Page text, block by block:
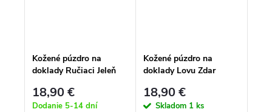
Kožené púzdro na
doklady Ručiaci Jeleň
18,90 €
Dodanie 5-14 dní
Kožené púzdro na
doklady Lovu Zdar
18,90 €
Skladom 1 ks